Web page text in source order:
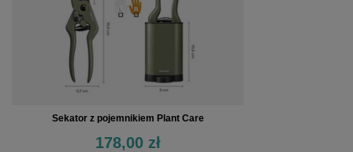
Sekator z pojemnikiem Plant Care
178,00 zł